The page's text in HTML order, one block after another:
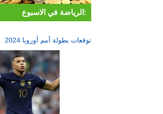
الرياضة في الاسبوع:
توقعات بطولة أمم أوروبا 2024